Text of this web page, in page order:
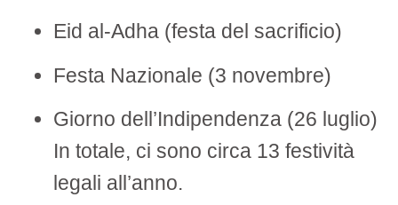
Eid al-Adha (festa del sacrificio)
Festa Nazionale (3 novembre)
Giorno dell’Indipendenza (26 luglio)
In totale, ci sono circa 13 festività
legali all’anno.